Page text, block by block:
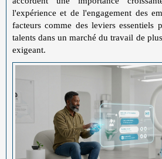
l'expérience et de l'engagement des
facteurs comme des leviers essentiels
talents dans un marché du travail de
exigeant.